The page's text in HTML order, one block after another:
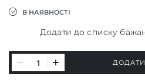
В НАЯВНОСТІ
Додати до списку
Bergamotto
Italia